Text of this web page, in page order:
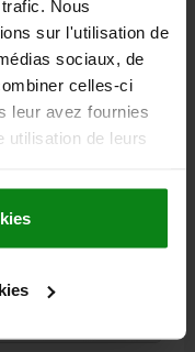
Nous
sur l'utilisation de
sociaux, de
celles-ci
leur avez fournies
utilisation de leurs
DÉTAILS